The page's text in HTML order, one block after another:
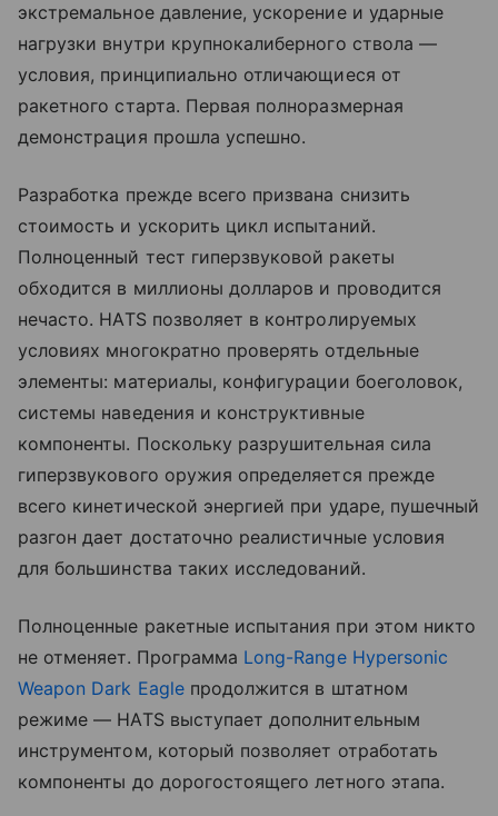
экстремальное давление, ускорение и ударные
нагрузки внутри крупнокалиберного ствола —
условия, принципиально отличающиеся от
ракетного старта. Первая полноразмерная
демонстрация прошла успешно.
Разработка прежде всего призвана снизить
стоимость и ускорить цикл испытаний.
Полноценный тест гиперзвуковой ракеты
обходится в миллионы долларов и проводится
нечасто. HATS позволяет в контролируемых
условиях многократно проверять отдельные
элементы: материалы, конфигурации боеголовок,
системы наведения и конструктивные
компоненты. Поскольку разрушительная сила
гиперзвукового оружия определяется прежде
всего кинетической энергией при ударе, пушечный
разгон дает достаточно реалистичные условия
для большинства таких исследований.
Полноценные ракетные испытания при этом никто
не отменяет. Программа Long-Range Hypersonic
Weapon Dark Eagleпродолжится в штатном
режиме — HATS выступает дополнительным
инструментом, который позволяет отработать
компоненты до дорогостоящего летного этапа.